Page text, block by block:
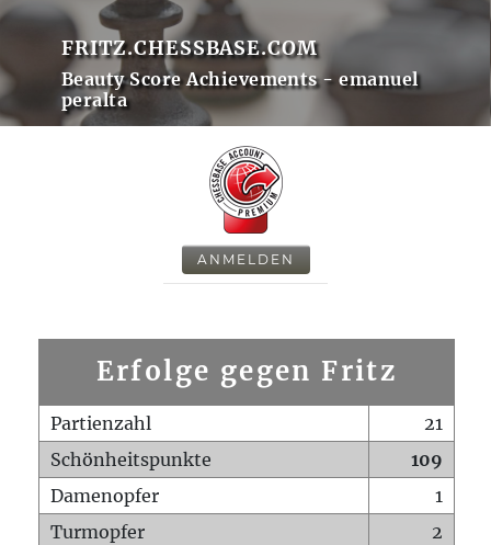
FRITZ.CHESSBASE.COM
Beauty Score Achievements - emanuel
peralta
ANMELDEN
Erfolge gegen Fritz
Partienzahl
21
Schönheitspunkte
109
Damenopfer
1
Turmopfer
2